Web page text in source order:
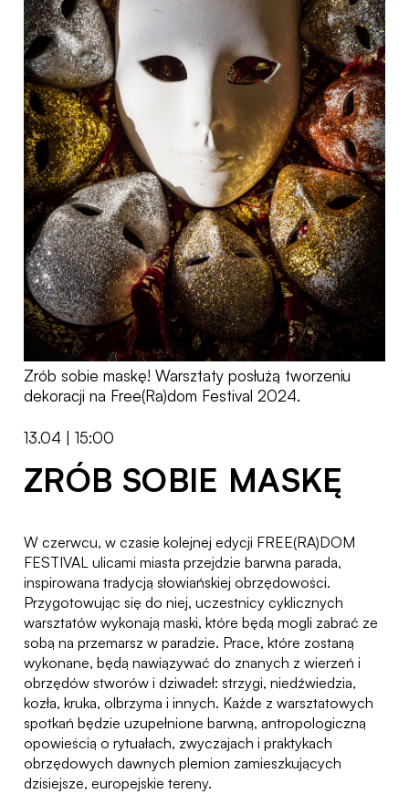
Zrób sobie maskę! Warsztaty posłużą tworzeniu
dekoracji na Free(Ra)dom Festival 2024.
13.04 | 15:00
ZRÓB SOBIE MASKĘ
W czerwcu, w czasie kolejnej edycji FREE(RA)DOM
FESTIVAL ulicami miasta przejdzie barwna parada,
inspirowana tradycją słowiańskiej obrzędowości.
Przygotowując się do niej, uczestnicy cyklicznych
warsztatów wykonają maski, które będą mogli zabrać ze
sobą na przemarsz w paradzie. Prace, które zostaną
wykonane, będą nawiązywać do znanych z wierzeń i
obrzędów stworów i dziwadeł: strzygi, niedźwiedzia,
kozła, kruka, olbrzyma i innych. Każde z warsztatowych
spotkań będzie uzupełnione barwną, antropologiczną
opowieścią o rytuałach, zwyczajach i praktykach
obrzędowych dawnych plemion zamieszkujących
dzisiejsze, europejskie tereny.